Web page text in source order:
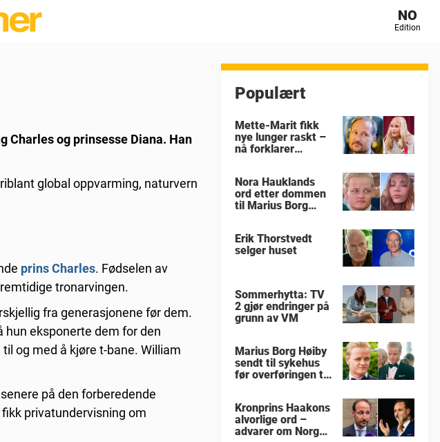
NO
Edition
Charles og prinsesse Diana. Han
global oppvarming, naturvern
prins Charles. Fødselen av
tronarvingen.
fra generasjonene før dem.
hun eksponerte dem for den
og med å kjøre t-bane. William
på den forberedende
privatundervisning om
Populært
Mette-Marit fikk
nye lunger raskt –
nå forklarer
Nora Hauklands
ord etter dommen
til Marius Borg
Erik Thorstvedt
selger huset
Sommerhytta: TV
2 gjør endringer på
grunn av VM
Marius Borg Høiby
sendt til sykehus
før overføringen til
Kronprins Haakons
alvorlige ord –
advarer om Norges